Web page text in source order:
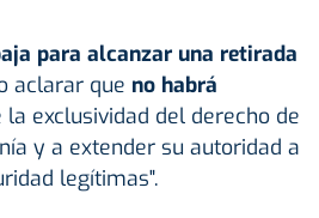
para alcanzar una retirada
aclarar que no habrá
exclusividad del derecho de
y a extender su autoridad a
legítimas".